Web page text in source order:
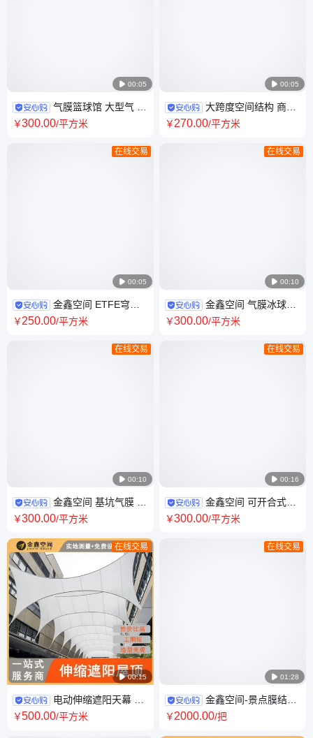
 00:05
气膜篮球馆 大型气 膜
体育馆 篮 球馆 羽毛球馆 网球
￥300.00/平方米
 00:05
在线交易
金鑫空间 ETFE穹顶
大跨度气枕式屋顶 设计施工来
￥250.00/平方米
 00:10
在线交易
金鑫空间 基坑气膜 土
地修复上盖 扬尘治理 降低噪声
￥300.00/平方米
 00:15
在线交易
电动伸缩遮阳天幕 膜
结构遮阳开合屋顶 免费设计 金
￥500.00/平方米
 00:05
大跨度空间结构 商场
屋面 ETFE膜结构 适合大型商
￥270.00/平方米
 00:10
在线交易
金鑫空间 气膜冰球馆
冰上运动中心 打破季节限制 享
￥300.00/平方米
 00:16
在线交易
金鑫空间 可开合式运
动场顶棚 新馆建筑 旧馆改造 免
￥300.00/平方米
 01:28
在线交易
金鑫空间-景点膜结构
折叠伞 户外遮阳伞 直径可达30
￥2000.00/把